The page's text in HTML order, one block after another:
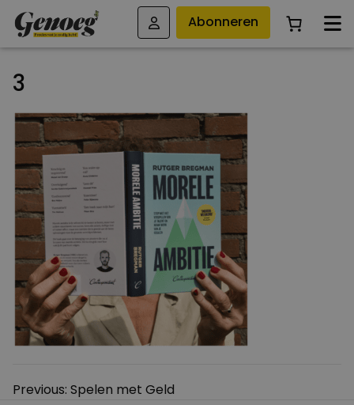
Abonneren
3
Bericht
Previous: Spelen met Geld